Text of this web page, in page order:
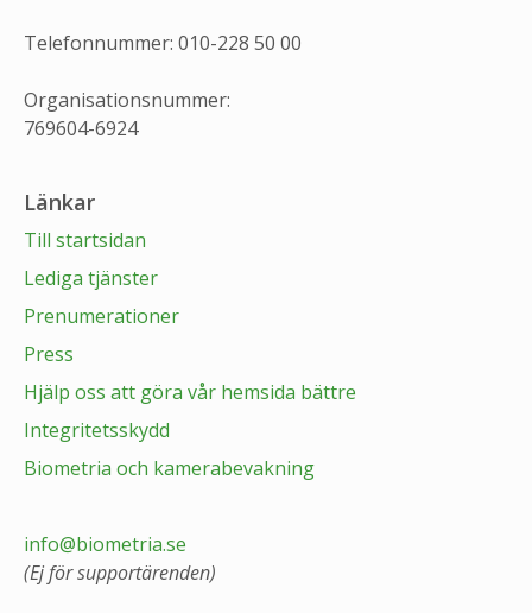
Telefonnummer: 010-228 50 00
Organisationsnummer:
769604-6924
Länkar
Till startsidan
Lediga tjänster
Prenumerationer
Press
Hjälp oss att göra vår hemsida bättre
Integritetsskydd
Biometria och kamerabevakning
info@biometria.se
(Ej för supportärenden)